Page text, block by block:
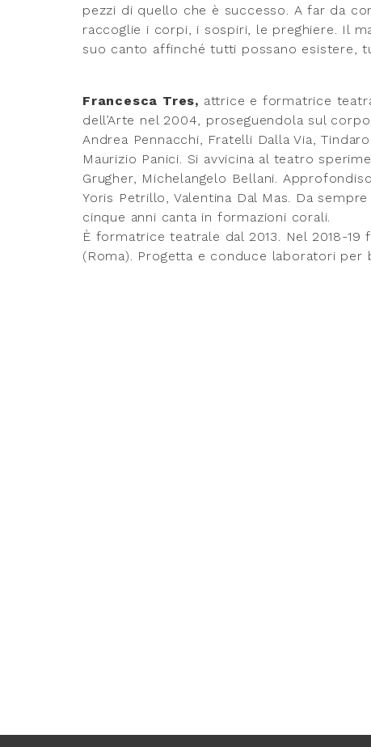
pezzi di quello che è successo. A far da
raccoglie i corpi, i sospiri, le preghiere. Il
suo canto affinché tutti possano esistere,
Francesca Tres, attrice e formatrice
dell’Arte nel 2004, proseguendola sul
Andrea Pennacchi, Fratelli Dalla Via,
Maurizio Panici. Si avvicina al teatro
Grugher, Michelangelo Bellani.
Yoris Petrillo, Valentina Dal Mas. Da
cinque anni canta in formazioni corali.
È formatrice teatrale dal 2013. Nel 2018-19
(Roma). Progetta e conduce laboratori